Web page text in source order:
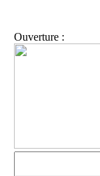
Ouverture :